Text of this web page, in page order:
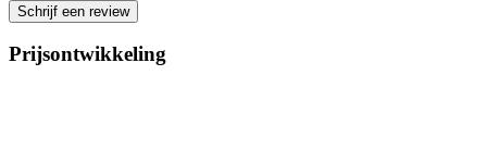
Schrijf een review
Prijsontwikkeling